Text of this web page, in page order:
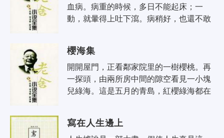
血病。病重的時候，多日不能起床；一
動，就暈得上吐下瀉。病稍好，也還不敢
難..
櫻海集
開開屋門，正看鄰家院里的一樹櫻桃。再
一探頭，由兩所房中間的隙空看見一小塊
兒綠海。這是五月的青島，紅櫻綠海都在
寫在人生邊上